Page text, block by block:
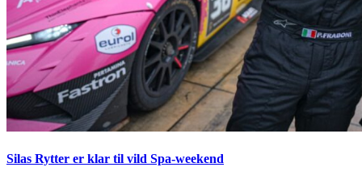
Silas Rytter er klar til vild Spa-weekend